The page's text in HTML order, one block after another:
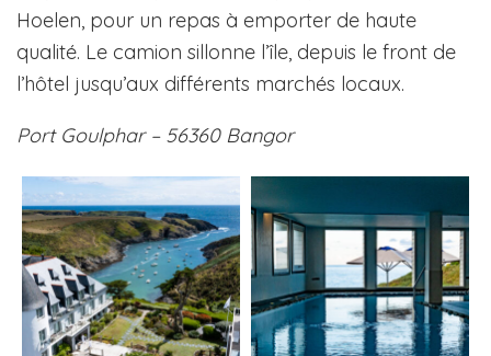
Hoelen, pour un repas à emporter de haute
qualité. Le camion sillonne l’île, depuis le front de
l’hôtel jusqu’aux différents marchés locaux.
Port Goulphar – 56360 Bangor